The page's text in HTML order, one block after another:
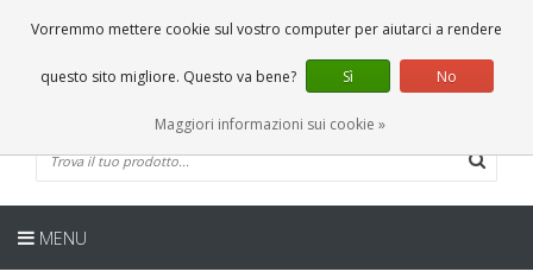
0 Articoli
IT
MENU
Vorremmo mettere cookie sul vostro computer per aiutarci a rendere
questo sito migliore. Questo va bene? Sì No
Maggiori informazioni sui cookie »